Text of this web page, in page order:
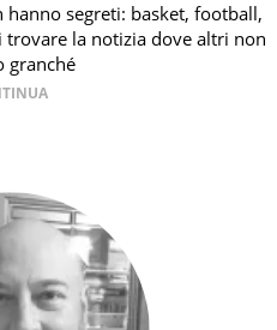
segreti: basket, football,
trovare la notizia dove altri non
granché